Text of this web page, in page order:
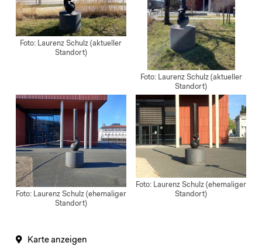
Foto: Laurenz Schulz (aktueller
Standort)
Foto: Laurenz Schulz (aktueller
Standort)
Foto: Laurenz Schulz (ehemaliger
Standort)
Foto: Laurenz Schulz (ehemaliger
Standort)
Karte anzeigen